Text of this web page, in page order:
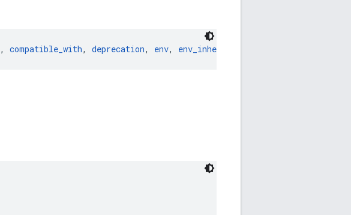
, compatible_with, deprecation, env, env_inherit